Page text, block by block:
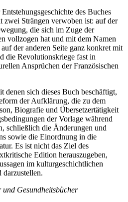
des Buches
zwei Strängen verwoben ist: auf der
die sich im Zuge der
vollzogen hat und mit dem Namen
der anderen Seite ganz konkret mit
die Revolutionskriege fast in
Ansprüchen der Französischen
denen sich dieses Buch beschäftigt,
der Aufklärung, die zu dem
Biografie und Übersetzertätigkeit
der Vorlage während
schließlich die Änderungen und
sowie die Einordnung in die
Es ist nicht das Ziel des
Edition herauszugeben,
im kulturgeschichtlichen
darzustellen.
Gesundheitsbücher